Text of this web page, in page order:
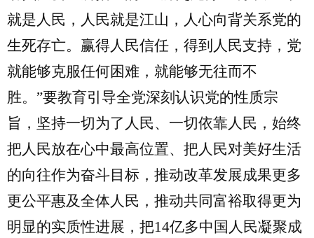
就是人民，人民就是江山，人心向背关系党的
生死存亡。赢得人民信任，得到人民支持，党
就能够克服任何困难，就能够无往而不
胜。”要教育引导全党深刻认识党的性质宗
旨，坚持一切为了人民、一切依靠人民，始终
把人民放在心中最高位置、把人民对美好生活
的向往作为奋斗目标，推动改革发展成果更多
更公平惠及全体人民，推动共同富裕取得更为
明显的实质性进展，把14亿多中国人民凝聚成